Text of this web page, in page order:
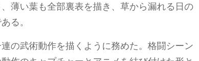
薄い葉も全部裏表を描き、草から漏れる日の
る。
の武術動作を描くように務めた。格闘シーン